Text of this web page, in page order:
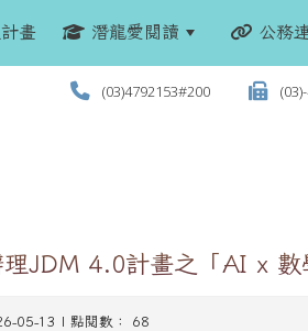
畫 潛龍愛閱讀 公務
(03)4792153#200
理JDM 4.0計畫之「AI x
05-13 | 點閱數： 68